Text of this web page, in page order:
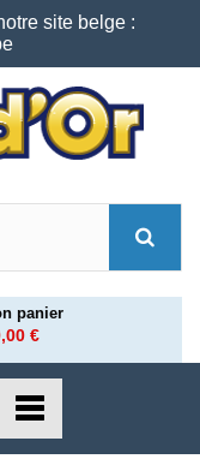
site belge :
panier
€